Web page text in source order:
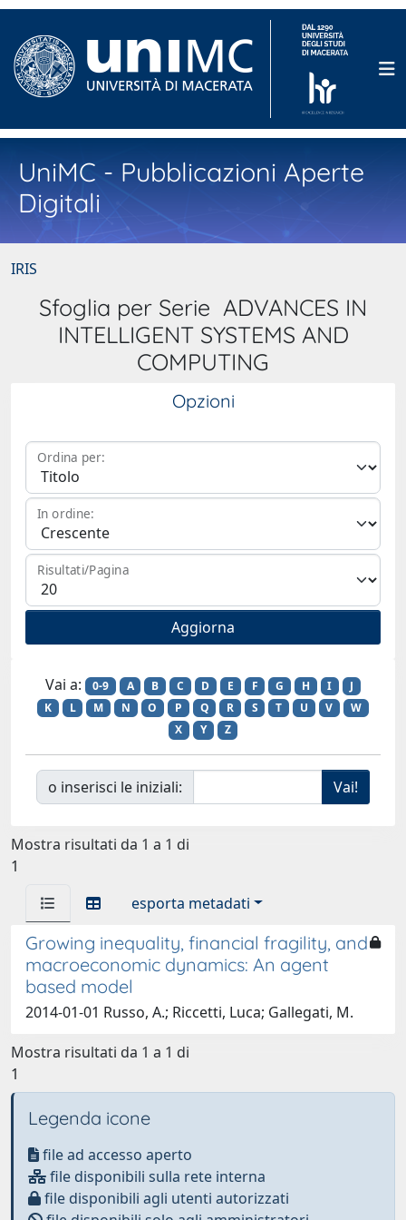
UniMC - Pubblicazioni Aperte
Digitali
IRIS
Sfoglia per Serie ADVANCES IN
INTELLIGENT SYSTEMS AND
COMPUTING
Opzioni
Ordina per:
In ordine:
Risultati/Pagina
Vai a: 0-9 A B C D E F G H I
J
K
L M N O P Q R S T U V
W
X
Y Z
o inserisci le iniziali:
Mostra risultati da 1 a 1 di
1
esporta metadati
Growing inequality, financial fragility, and
macroeconomic dynamics: An agent
based model
2014-01-01 Russo, A.; Riccetti, Luca; Gallegati, M.
Mostra risultati da 1 a 1 di
1
Legenda icone
file ad accesso aperto
file disponibili sulla rete interna
file disponibili agli utenti autorizzati